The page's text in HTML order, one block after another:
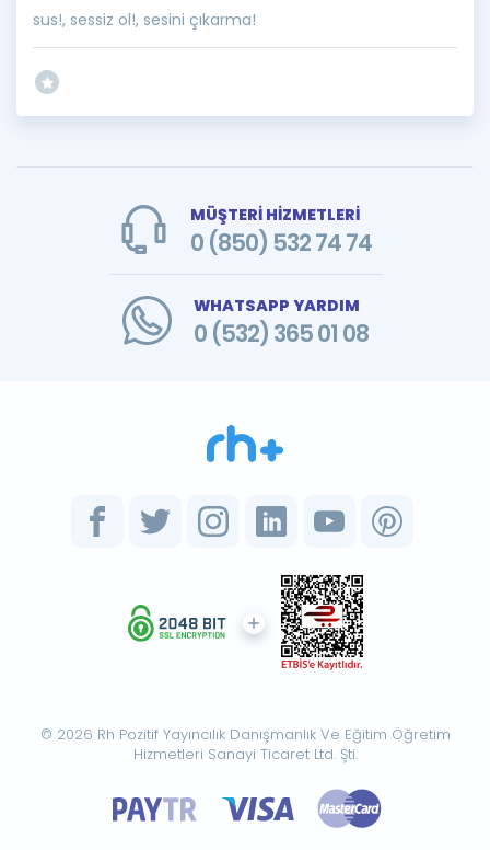
sus!, sessiz ol!, sesini çıkarma!
MÜŞTERİ HİZMETLERİ
0 (850) 532 74 74
WHATSAPP YARDIM
0 (532) 365 01 08
© 2026 Rh Pozitif Yayıncılık Danışmanlık Ve Eğitim Öğretim
Hizmetleri Sanayi Ticaret Ltd. Şti.